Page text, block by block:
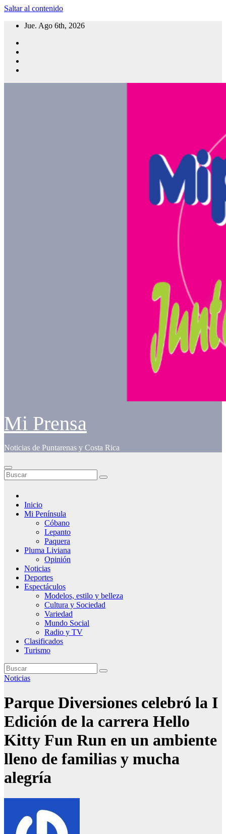
Saltar al contenido
Jue. Ago 6th, 2026
Mi Prensa
Noticias de Puntarenas y Costa Rica
Inicio
Mi Península
Cóbano
Lepanto
Paquera
Pluma Liviana
Opinión
Noticias
Deportes
Espectáculos
Modelos, estilo y belleza
Cultura y Sociedad
Variedad
Mundo Social
Radio y TV
Clasificados
Turismo
Noticias
Parque Diversiones celebró la I
Edición de la carrera Hello
Kitty Fun Run en un ambiente
lleno de familias y mucha
alegría